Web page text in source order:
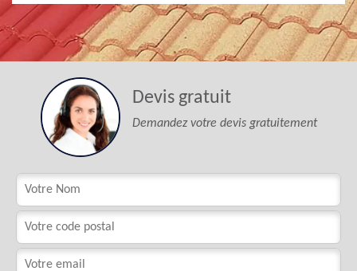
Devis gratuit
Demandez votre devis gratuitement